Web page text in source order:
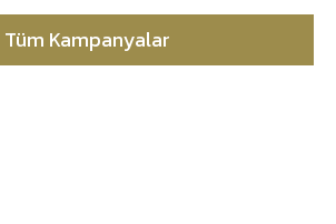
Tüm Kampanyalar